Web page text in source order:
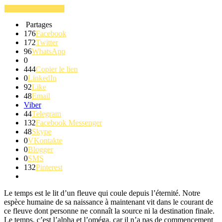
Partages
176Facebook
172Twitter
96WhatsApp
0
444Copier le lien
0LinkedIn
92Like
48Email
Viber
44Telegram
132Facebook Messenger
48Skype
0VKontakte
0Blogger
0SMS
132Pinterest
Le temps est le lit d’un fleuve qui coule depuis l’éternité. Notre
espèce humaine de sa naissance à maintenant vit dans le courant de
ce fleuve dont personne ne connaît la source ni la destination finale.
Le temps, c’est l’alpha et l’oméga, car il n’a pas de commencement